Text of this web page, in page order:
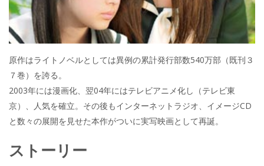
原作はライトノベルとしては異例の累計発行部数540万部（既刊３
７巻）を誇る。
2003年には漫画化、翌04年にはテレビアニメ化し（テレビ東
京）、人気を確立。その後もインターネットラジオ、イメージCD
と数々の展開を見せた本作がついに実写映画として再誕。
ストーリー